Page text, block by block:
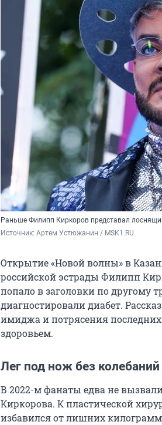
Раньше Филипп Киркоров представал
Источник: Артем Устюжанин / MSK1.RU
Открытие «Новой волны» в
российской эстрады Филипп
попало в заголовки по другому
диагностировали диабет.
имиджа и потрясения
здоровьем.
Лег под нож без колебаний
В 2022-м фанаты едва не
Киркорова. К пластической
избавился от лишних